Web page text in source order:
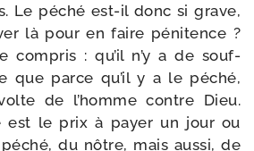
Le péché est-​il donc si grave,
là pour en faire péni­tence ?
com­pris : qu’il n’y a de souf­
que parce qu’il y a le péché,
de l’homme contre Dieu.
est le prix à payer un jour ou
du nôtre, mais aus­si, de